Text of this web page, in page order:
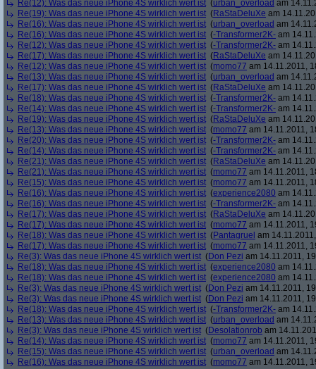
Re(12): Was das neue iPhone 4S wirklich wert ist (urban_overload am
Re(19): Was das neue iPhone 4S wirklich wert ist (RaStaDeluXe am
Re(16): Was das neue iPhone 4S wirklich wert ist (urban_overload am
Re(16): Was das neue iPhone 4S wirklich wert ist (-Transformer2K- am
Re(12): Was das neue iPhone 4S wirklich wert ist (-Transformer2K- am
Re(17): Was das neue iPhone 4S wirklich wert ist (RaStaDeluXe am
Re(12): Was das neue iPhone 4S wirklich wert ist (momo77 am 14.11.2011,
Re(13): Was das neue iPhone 4S wirklich wert ist (urban_overload am
Re(17): Was das neue iPhone 4S wirklich wert ist (RaStaDeluXe am
Re(18): Was das neue iPhone 4S wirklich wert ist (-Transformer2K- am
Re(14): Was das neue iPhone 4S wirklich wert ist (-Transformer2K- am
Re(19): Was das neue iPhone 4S wirklich wert ist (RaStaDeluXe am
Re(13): Was das neue iPhone 4S wirklich wert ist (momo77 am 14.11.2011,
Re(20): Was das neue iPhone 4S wirklich wert ist (-Transformer2K- am
Re(14): Was das neue iPhone 4S wirklich wert ist (-Transformer2K- am
Re(21): Was das neue iPhone 4S wirklich wert ist (RaStaDeluXe am
Re(21): Was das neue iPhone 4S wirklich wert ist (momo77 am 14.11.2011,
Re(15): Was das neue iPhone 4S wirklich wert ist (momo77 am 14.11.2011,
Re(16): Was das neue iPhone 4S wirklich wert ist (experience2080 am
Re(16): Was das neue iPhone 4S wirklich wert ist (-Transformer2K- am
Re(17): Was das neue iPhone 4S wirklich wert ist (RaStaDeluXe am
Re(17): Was das neue iPhone 4S wirklich wert ist (momo77 am 14.11.2011,
Re(18): Was das neue iPhone 4S wirklich wert ist (Pantagruel am
Re(17): Was das neue iPhone 4S wirklich wert ist (momo77 am 14.11.2011,
Re(3): Was das neue iPhone 4S wirklich wert ist (Don Pezi am 14.11.2011,
Re(18): Was das neue iPhone 4S wirklich wert ist (experience2080 am
Re(18): Was das neue iPhone 4S wirklich wert ist (experience2080 am
Re(3): Was das neue iPhone 4S wirklich wert ist (Don Pezi am 14.11.2011,
Re(3): Was das neue iPhone 4S wirklich wert ist (Don Pezi am 14.11.2011,
Re(18): Was das neue iPhone 4S wirklich wert ist (-Transformer2K- am
Re(13): Was das neue iPhone 4S wirklich wert ist (urban_overload am
Re(3): Was das neue iPhone 4S wirklich wert ist (Desolationrob am
Re(14): Was das neue iPhone 4S wirklich wert ist (momo77 am 14.11.2011,
Re(15): Was das neue iPhone 4S wirklich wert ist (urban_overload am
Re(16): Was das neue iPhone 4S wirklich wert ist (momo77 am 14.11.2011,